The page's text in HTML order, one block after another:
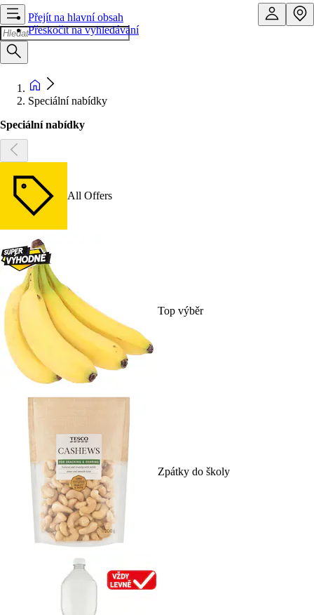
Přejít na hlavní obsah
Přeskočit na vyhledávání
Speciální nabídky
Speciální nabídky
All Offers
Top výběr
Zpátky do školy